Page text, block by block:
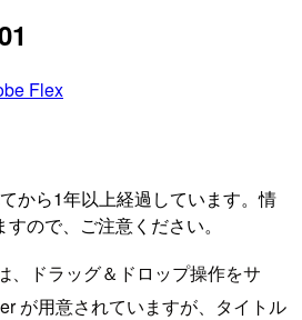
Flex
から1年以上経過しています。情
ので、ご注意ください。
、ドラッグ＆ドロップ操作をサ
が用意されていますが、タイトル